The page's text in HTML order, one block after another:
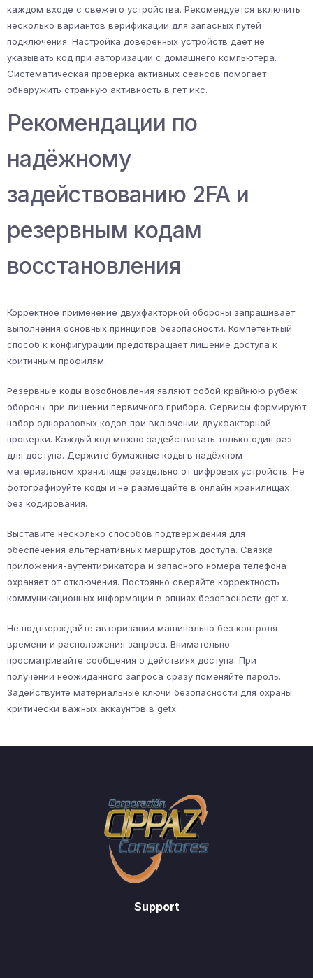
каждом входе с свежего устройства. Рекомендуется включить
несколько вариантов верификации для запасных путей
подключения. Настройка доверенных устройств даёт не
указывать код при авторизации с домашнего компьютера.
Систематическая проверка активных сеансов помогает
обнаружить странную активность в гет икс.
Рекомендации по
надёжному
задействованию 2FA и
резервным кодам
восстановления
Корректное применение двухфакторной обороны запрашивает
выполнения основных принципов безопасности. Компетентный
способ к конфигурации предотвращает лишение доступа к
критичным профилям.
Резервные коды возобновления являют собой крайнюю рубеж
обороны при лишении первичного прибора. Сервисы формируют
набор одноразовых кодов при включении двухфакторной
проверки. Каждый код можно задействовать только один раз
для доступа. Держите бумажные коды в надёжном
материальном хранилище раздельно от цифровых устройств. Не
фотографируйте коды и не размещайте в онлайн хранилищах
без кодирования.
Выставите несколько способов подтверждения для
обеспечения альтернативных маршрутов доступа. Связка
приложения-аутентификатора и запасного номера телефона
охраняет от отключения. Постоянно сверяйте корректность
коммуникационных информации в опциях безопасности get x.
Не подтверждайте авторизации машинально без контроля
времени и расположения запроса. Внимательно
просматривайте сообщения о действиях доступа. При
получении неожиданного запроса сразу поменяйте пароль.
Задействуйте материальные ключи безопасности для охраны
критически важных аккаунтов в getx.
Support